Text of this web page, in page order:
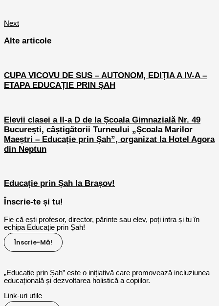
Next
Alte articole
CUPA VICOVU DE SUS – AUTONOM, EDIȚIA A IV-A –
ETAPA EDUCAȚIE PRIN ȘAH
Elevii clasei a II-a D de la Școala Gimnazială Nr. 49
București, câștigătorii Turneului „Școala Marilor
Maeștri – Educație prin Șah”, organizat la Hotel Agora
din Neptun
Educație prin Șah la Brașov!
Înscrie-te și tu!
Fie că ești profesor, director, părinte sau elev, poți intra și tu în
echipa Educație prin Șah!
Înscrie-Mă!
„Educație prin Șah” este o inițiativă care promovează incluziunea
educațională și dezvoltarea holistică a copiilor.
Link-uri utile